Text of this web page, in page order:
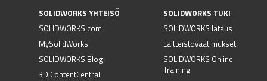
SOLIDWORKS YHTEISÖ
SOLIDWORKS.com
MySolidWorks
SOLIDWORKS Blog
3D ContentCentral
SOLIDWORKS TUKI
SOLIDWORKS lataus
Laitteistovaatimukset
SOLIDWORKS Online
Training